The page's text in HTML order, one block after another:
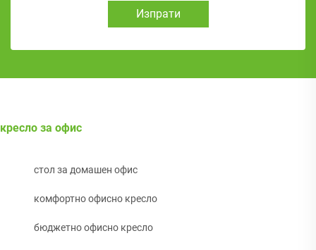
Изпрати
кресло за офис
стол за домашен офис
комфортно офисно кресло
бюджетно офисно кресло